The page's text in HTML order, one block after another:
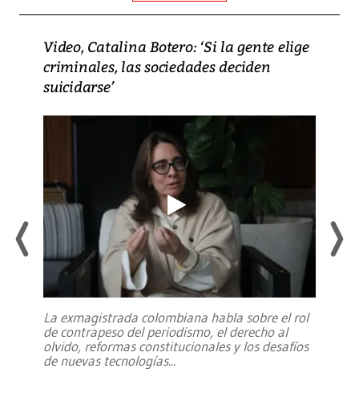
Video, Catalina Botero: ‘Si la gente elige
criminales, las sociedades deciden
suicidarse’
La exmagistrada colombiana habla sobre el rol
de contrapeso del periodismo, el derecho al
olvido, reformas constitucionales y los desafíos
de nuevas tecnologías...